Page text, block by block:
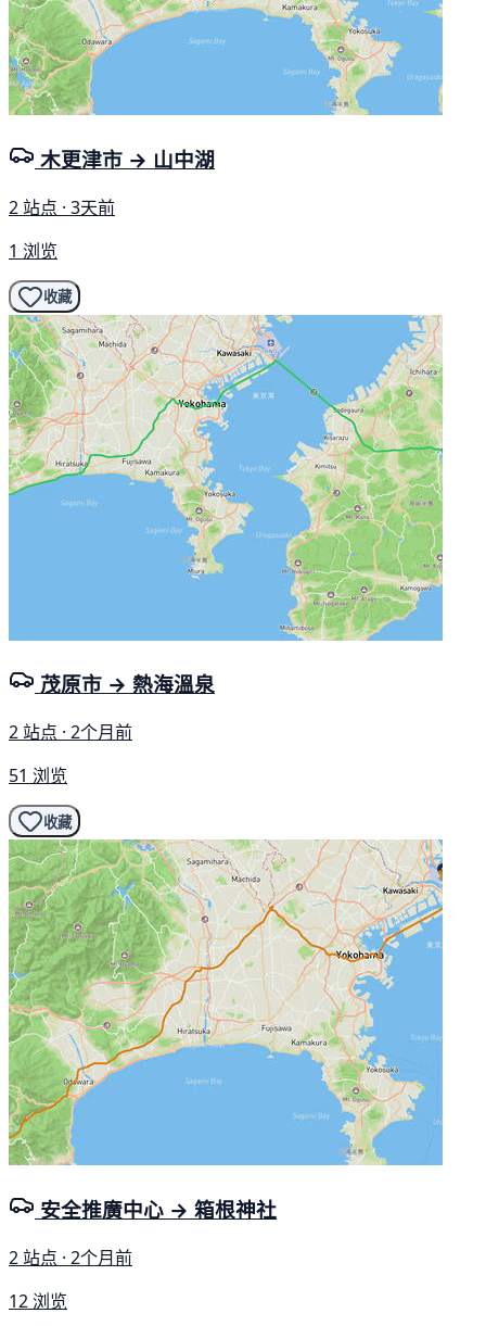
木更津市 → 山中湖
2 站点 · 3天前
1 浏览
收藏
茂原市 → 熱海溫泉
2 站点 · 2个月前
51 浏览
收藏
安全推廣中心 → 箱根神社
2 站点 · 2个月前
12 浏览